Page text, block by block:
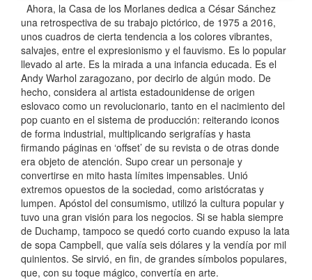
Ahora, la Casa de los Morlanes dedica a César Sánchez
una retrospectiva de su trabajo pictórico, de 1975 a 2016,
unos cuadros de cierta tendencia a los colores vibrantes,
salvajes, entre el expresionismo y el fauvismo. Es lo popular
llevado al arte. Es la mirada a una infancia educada. Es el
Andy Warhol zaragozano, por decirlo de algún modo. De
hecho, considera al artista estadounidense de origen
eslovaco como un revolucionario, tanto en el nacimiento del
pop cuanto en el sistema de producción: reiterando iconos
de forma industrial, multiplicando serigrafías y hasta
firmando páginas en ‘offset’ de su revista o de otras donde
era objeto de atención. Supo crear un personaje y
convertirse en mito hasta límites impensables. Unió
extremos opuestos de la sociedad, como aristócratas y
lumpen. Apóstol del consumismo, utilizó la cultura popular y
tuvo una gran visión para los negocios. Si se habla siempre
de Duchamp, tampoco se quedó corto cuando expuso la lata
de sopa Campbell, que valía seis dólares y la vendía por mil
quinientos. Se sirvió, en fin, de grandes símbolos populares,
que, con su toque mágico, convertía en arte.